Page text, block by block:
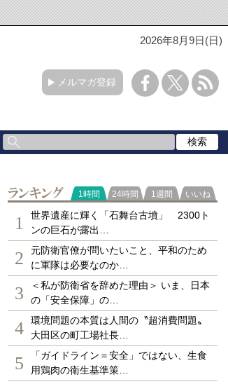
2026年8月9日(日)
メルマガ登録
ランキング
1時間 24時間 1週間 いいね
1
世界遺産に輝く「石舞台古墳」 2300ト
ンの巨石が露出…
2
元防衛官僚が問いたいこと、平和のため
に軍隊は必要なのか…
3
＜私が防衛省を辞めた理由＞ いま、日本
の「安全保障」の…
4
環境問題の本質は人間の〝超消費問題〟
大田区の町工場社長…
5
「ガイドライン＝安全」ではない、生食
用鶏肉の衛生基準策…